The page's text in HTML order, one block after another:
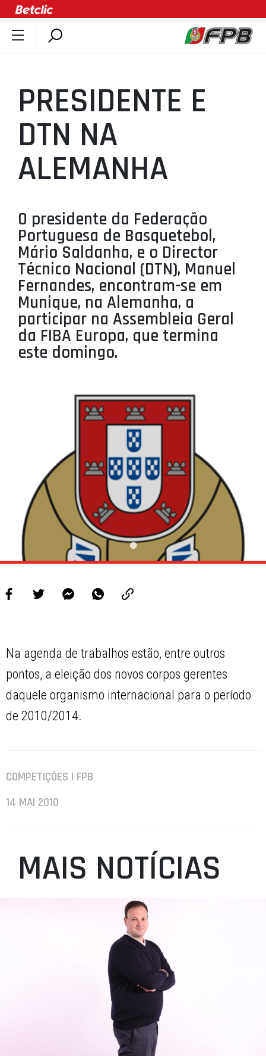
ÚLTIMAS
COMPETIÇÕES
ASSOCIAÇÕES
CLUBES
AGENTES
SELEÇÕES
MINIBASQUETE
ÁREA TÉCNICA
PROJETOS
LIGA BETCLIC MASCULINA
LIGA BETCLIC FEMININA
PRESIDENTE E
DTN NA
ALEMANHA
O presidente da Federação
Portuguesa de Basquetebol,
Mário Saldanha, e o Director
Técnico Nacional (DTN), Manuel
Fernandes, encontram-se em
Munique, na Alemanha, a
participar na Assembleia Geral
da FIBA Europa, que termina
este domingo.
Na agenda de trabalhos estão, entre outros
pontos, a eleição dos novos corpos gerentes
daquele organismo internacional para o período
de 2010/2014.
COMPETIÇÕES | FPB
14 MAI 2010
MAIS NOTÍCIAS